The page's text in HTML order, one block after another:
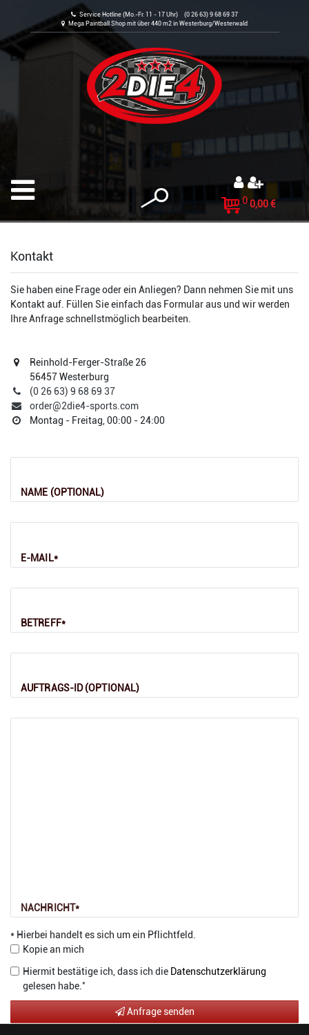
Service Hotline (Mo.-Fr. 11 - 17 Uhr) (0 26 63) 9 68 69 37
Mega Paintball Shop mit über 440 m2 in Westerburg/Westerwald
0 0,00 €
Kontakt
Sie haben eine Frage oder ein Anliegen? Dann nehmen Sie mit uns
Kontakt auf. Füllen Sie einfach das Formular aus und wir werden
Ihre Anfrage schnellstmöglich bearbeiten.
Reinhold-Ferger-Straße 26
56457 Westerburg
(0 26 63) 9 68 69 37
order@2die4-sports.com
Montag - Freitag, 00:00 - 24:00
NAME (OPTIONAL)
E-MAIL*
BETREFF*
AUFTRAGS-ID (OPTIONAL)
NACHRICHT*
* Hierbei handelt es sich um ein Pflichtfeld.
Kopie an mich
Hiermit bestätige ich, dass ich die Daten­schutz­erklärung
gelesen habe. *
Honig
Anfrage senden